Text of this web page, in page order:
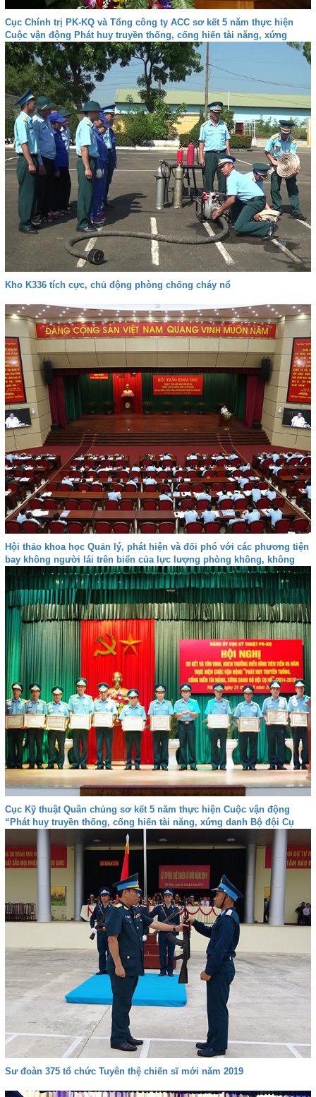
Cục Chính trị PK-KQ và Tổng công ty ACC sơ kết 5 năm thực hiện
Cuộc vận động Phát huy truyền thống, cống hiến tài năng, xứng
danh Bộ đội Cụ Hồ
Kho K336 tích cực, chủ động phòng chống cháy nổ
Hội thảo khoa học Quản lý, phát hiện và đối phó với các phương tiện
bay không người lái trên biển của lực lượng phòng không, không
quân trong tình hình mới
Cục Kỹ thuật Quân chủng sơ kết 5 năm thực hiện Cuộc vận động
“Phát huy truyền thống, cống hiến tài năng, xứng danh Bộ đội Cụ
Sư đoàn 375 tổ chức Tuyên thệ chiến sĩ mới năm 2019